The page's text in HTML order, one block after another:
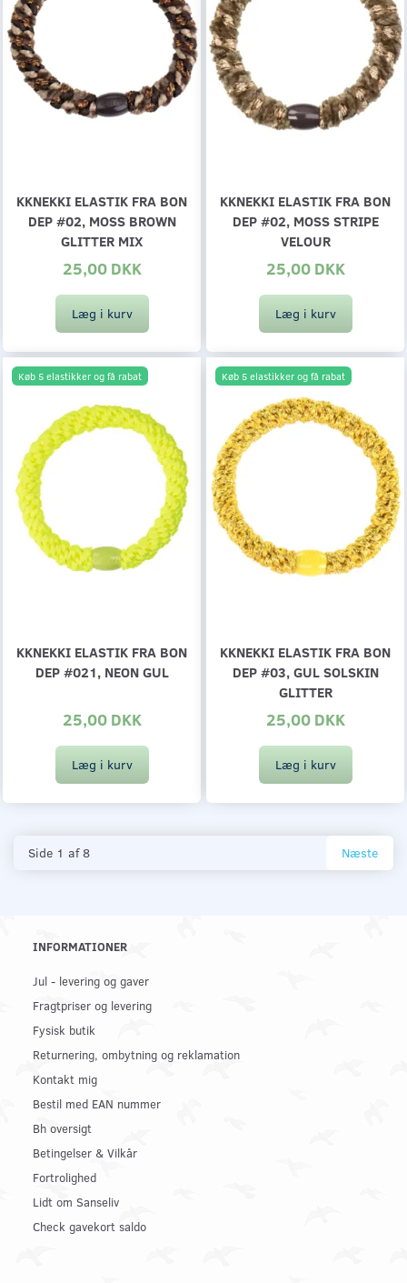
KKNEKKI ELASTIK FRA BON
DEP #02, MOSS BROWN
GLITTER MIX
25,00 DKK
Læg i kurv
KKNEKKI ELASTIK FRA BON
DEP #02, MOSS STRIPE
VELOUR
25,00 DKK
Læg i kurv
Køb 5 elastikker og få rabat
KKNEKKI ELASTIK FRA BON
DEP #021, NEON GUL
25,00 DKK
Læg i kurv
Køb 5 elastikker og få rabat
KKNEKKI ELASTIK FRA BON
DEP #03, GUL SOLSKIN
GLITTER
25,00 DKK
Læg i kurv
Side 1 af 8 Næste
INFORMATIONER
Jul - levering og gaver
Fragtpriser og levering
Fysisk butik
Returnering, ombytning og reklamation
Kontakt mig
Bestil med EAN nummer
Bh oversigt
Betingelser & Vilkår
Fortrolighed
Lidt om Sanseliv
Check gavekort saldo